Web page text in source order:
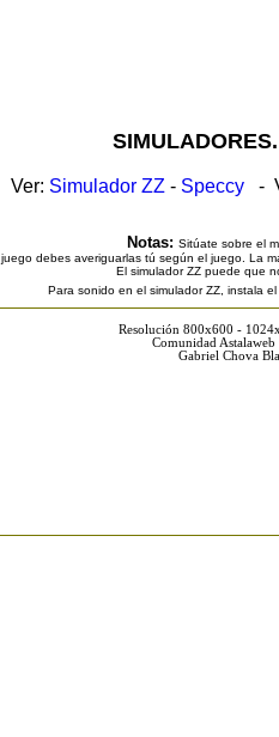
Ver: Simulador ZZ - Speccy -
Notas: Sitúate sobre el
debes averiguarlas tú según el juego. La
El simulador ZZ puede que
Para sonido en el simulador ZZ, instala
Resolución 800x600 -
Comunidad
Gabriel Chova